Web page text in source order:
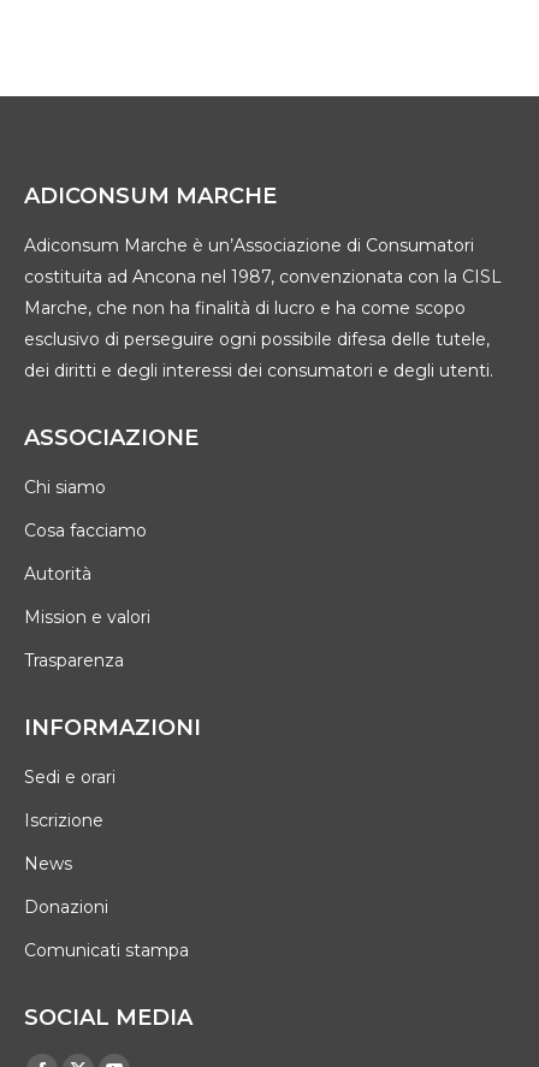
ADICONSUM MARCHE
Adiconsum Marche è un’Associazione di Consumatori
costituita ad Ancona nel 1987, convenzionata con la CISL
Marche, che non ha finalità di lucro e ha come scopo
esclusivo di perseguire ogni possibile difesa delle tutele,
dei diritti e degli interessi dei consumatori e degli utenti.
ASSOCIAZIONE
Chi siamo
Cosa facciamo
Autorità
Mission e valori
Trasparenza
INFORMAZIONI
Sedi e orari
Iscrizione
News
Donazioni
Comunicati stampa
SOCIAL MEDIA